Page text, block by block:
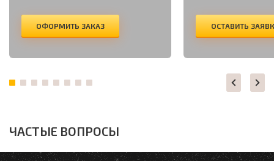
ОФОРМИТЬ ЗАКАЗ ОСТАВИТЬ
ЧАСТЫЕ ВОПРОСЫ